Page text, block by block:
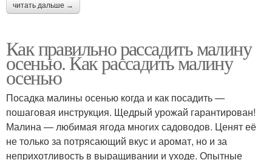
читать дальше →
Как правильно рассадить малину
осенью. Как рассадить малину
осенью
Посадка малины осенью когда и как посадить —
пошаговая инструкция. Щедрый урожай гарантирован!
Малина — любимая ягода многих садоводов. Ценят её
не только за потрясающий вкус и аромат, но и за
неприхотливость в выращивании и уходе. Опытные